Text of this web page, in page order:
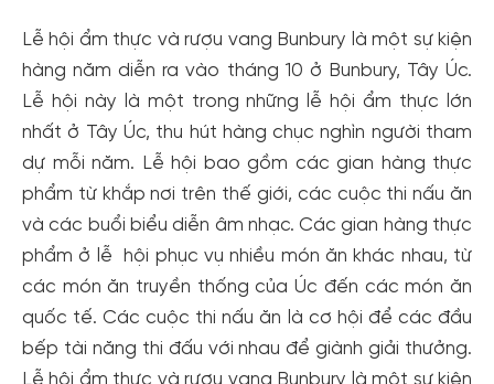
Lễ hội ẩm thực và rượu vang Bunbury là một sự kiện
hàng năm diễn ra vào tháng 10 ở Bunbury, Tây Úc.
Lễ hội này là một trong những lễ hội ẩm thực lớn
nhất ở Tây Úc, thu hút hàng chục nghìn người tham
dự mỗi năm. Lễ hội bao gồm các gian hàng thực
phẩm từ khắp nơi trên thế giới, các cuộc thi nấu ăn
và các buổi biểu diễn âm nhạc. Các gian hàng thực
phẩm ở lễ hội phục vụ nhiều món ăn khác nhau, từ
các món ăn truyền thống của Úc đến các món ăn
quốc tế. Các cuộc thi nấu ăn là cơ hội để các đầu
bếp tài năng thi đấu với nhau để giành giải thưởng.
Lễ hội ẩm thực và rượu vang Bunbury là một sự kiện